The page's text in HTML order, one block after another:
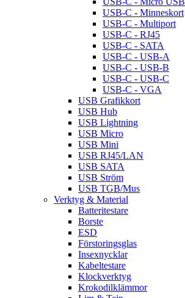
USB-C - Minneskort
USB-C - Multiport
USB-C - RJ45
USB-C - SATA
USB-C - USB-A
USB-C - USB-B
USB-C - USB-C
USB-C - VGA
USB Grafikkort
USB Hub
USB Lightning
USB Micro
USB Mini
USB RJ45/LAN
USB SATA
USB Ström
USB TGB/Mus
Verktyg & Material
Batteritestare
Borste
ESD
Förstoringsglas
Insexnycklar
Kabeltestare
Klockverktyg
Krokodilklämmor